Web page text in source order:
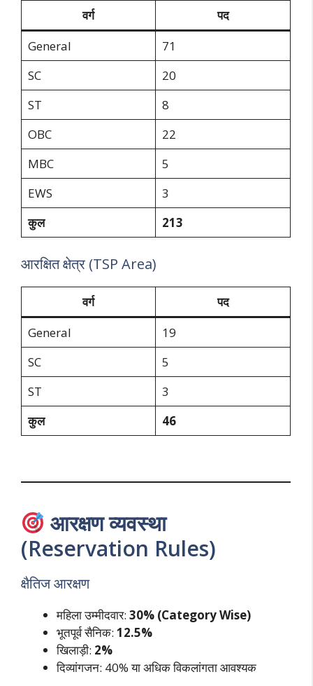
वर्ग
पद
General
71
SC
20
ST
8
OBC
22
MBC
5
EWS
3
कुल
213
आरक्षित क्षेत्र (TSP Area)
वर्ग
पद
General
19
SC
5
ST
3
कुल
46
आरक्षण व्यवस्था
(Reservation Rules)
क्षैतिज आरक्षण
महिला उम्मीदवार: 30% (Category Wise)
भूतपूर्व सैनिक: 12.5%
खिलाड़ी: 2%
दिव्यांगजन: 40% या अधिक विकलांगता आवश्यक